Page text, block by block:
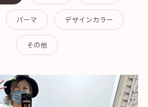
パーマ デザインカラー
その他